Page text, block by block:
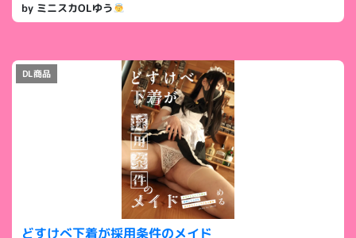
by ミニスカOLゆう
DL商品
どすけべ下着が採用条件のメイド